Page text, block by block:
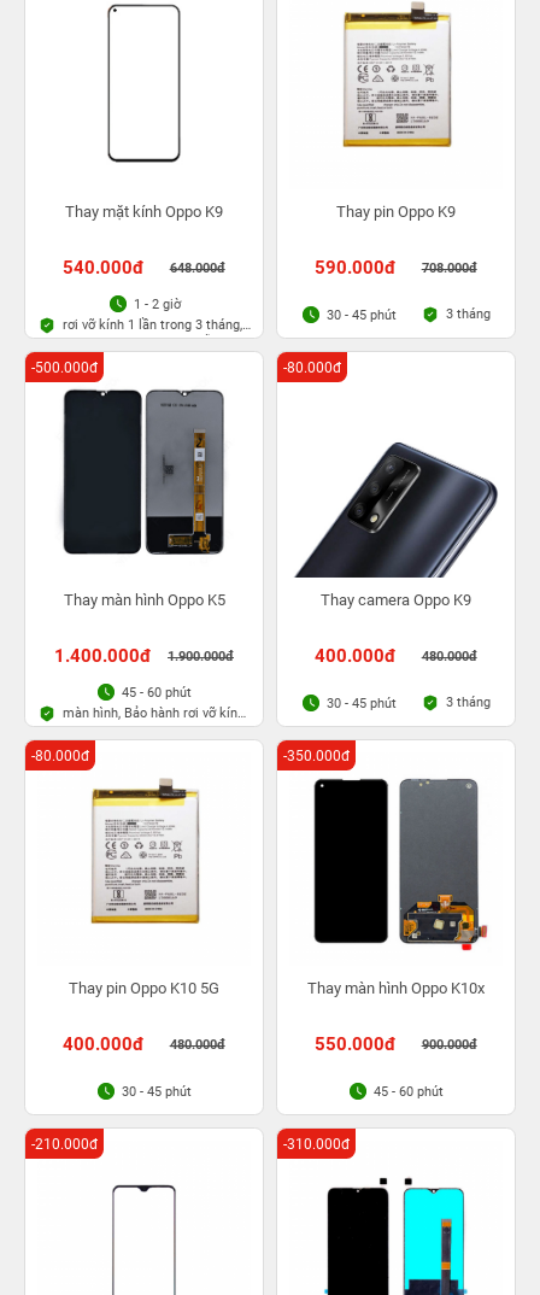
Thay mặt kính Oppo K9
540.000đ 648.000đ
1 - 2 giờ
rơi vỡ kính 1 lần trong 3 tháng,
Bảo hành bụi bọt vĩnh viễn
Thay pin Oppo K9
590.000đ 708.000đ
30 - 45 phút 3 tháng
Thay màn hình Oppo K5
1.400.000đ 1.900.000đ
-500.000đ
45 - 60 phút
màn hình, Bảo hành rơi vỡ kính
1 lần trong 3 tháng
Thay camera Oppo K9
400.000đ 480.000đ
-80.000đ
30 - 45 phút 3 tháng
Thay pin Oppo K10 5G
400.000đ 480.000đ
-80.000đ
30 - 45 phút
Thay màn hình Oppo K10x
550.000đ 900.000đ
-350.000đ
45 - 60 phút
-210.000đ -310.000đ